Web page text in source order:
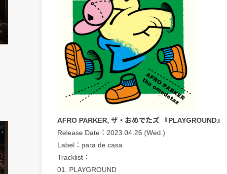
AFRO PARKER, ザ・おめでたズ 『PLAYGROUND』
Release Date：2023.04.26 (Wed.)
Label：para de casa
Tracklist：
01. PLAYGROUND